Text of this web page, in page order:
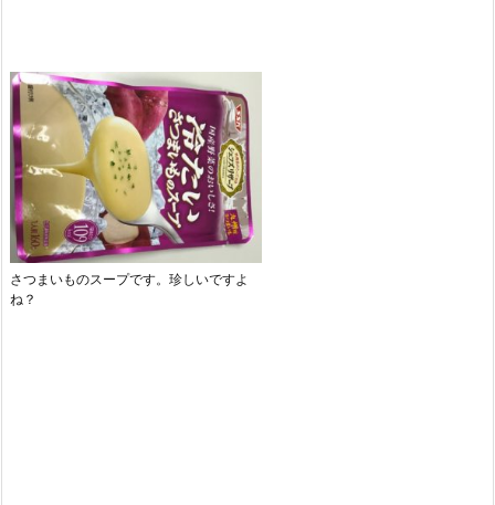
さつまいものスープです。珍しいですよ
ね？